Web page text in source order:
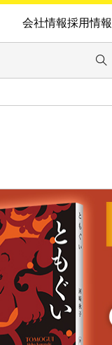
会社情報採用情報